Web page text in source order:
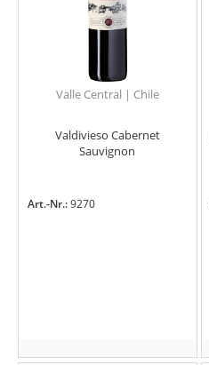
Valle Central | Chile
Valdivieso Cabernet
Sauvignon
Art.-Nr.:9270